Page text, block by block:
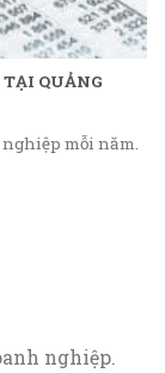
QUẢNG
mỗi năm.
nghiệp.